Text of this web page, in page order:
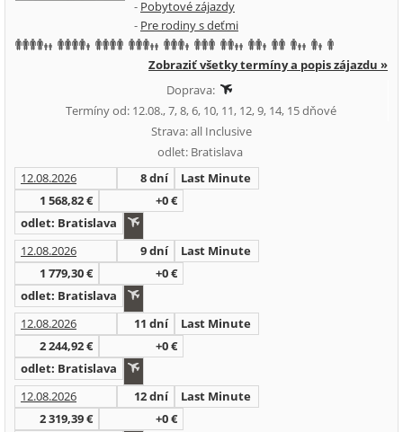
- Pobytové zájazdy
- Pre rodiny s deťmi
Zobraziť všetky termíny a popis zájazdu »
Doprava:
Termíny od: 12.08., 7, 8, 6, 10, 11, 12, 9, 14, 15 dňové
Strava: all Inclusive
odlet: Bratislava
12.08.2026
8 dní
Last Minute
1 568,82 €
+0 €
odlet: Bratislava
12.08.2026
9 dní
Last Minute
1 779,30 €
+0 €
odlet: Bratislava
12.08.2026
11 dní
Last Minute
2 244,92 €
+0 €
odlet: Bratislava
12.08.2026
12 dní
Last Minute
2 319,39 €
+0 €